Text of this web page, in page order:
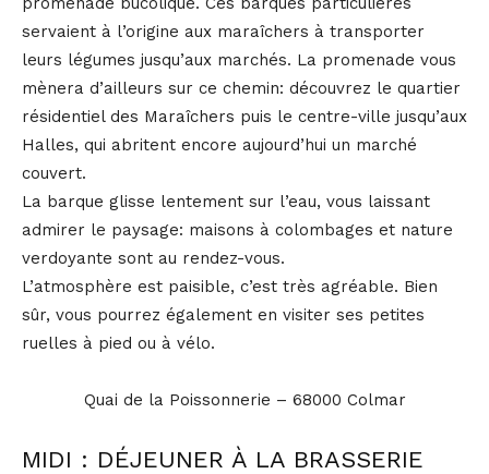
servaient à l’origine aux maraîchers à transporter
leurs légumes jusqu’aux marchés. La promenade vous
mènera d’ailleurs sur ce chemin: découvrez le quartier
résidentiel des Maraîchers puis le centre-ville jusqu’aux
Halles, qui abritent encore aujourd’hui un marché
couvert.
La barque glisse lentement sur l’eau, vous laissant
admirer le paysage: maisons à colombages et nature
verdoyante sont au rendez-vous.
L’atmosphère est paisible, c’est très agréable. Bien
sûr, vous pourrez également en visiter ses petites
ruelles à pied ou à vélo.
Quai de la Poissonnerie – 68000 Colmar
MIDI : DÉJEUNER À LA BRASSERIE